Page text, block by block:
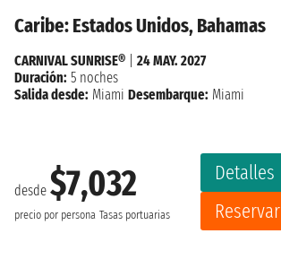
Caribe: Estados Unidos, Bahamas
desde $7,032
precio por persona Tasas portuarias
Detalles
Reservar
CARNIVAL SUNRISE®
24 MAY. 2027
Duración: 5 noches
Salida desde: Miami Desembarque: Miami